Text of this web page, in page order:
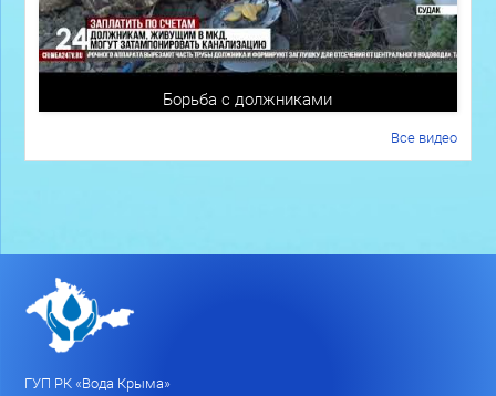
Борьба с должниками
Все видео
ГУП РК «Вода Крыма»